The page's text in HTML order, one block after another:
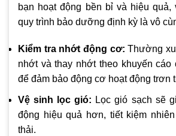
bạn hoạt động bền bỉ và hiệu quả,
quy trình bảo dưỡng định kỳ là vô
Kiểm tra nhớt động cơ: Thường
nhớt và thay nhớt theo khuyến cáo
để đảm bảo động cơ hoạt động trơn
Vệ sinh lọc gió: Lọc gió sạch sẽ
động hiệu quả hơn, tiết kiệm
thải.